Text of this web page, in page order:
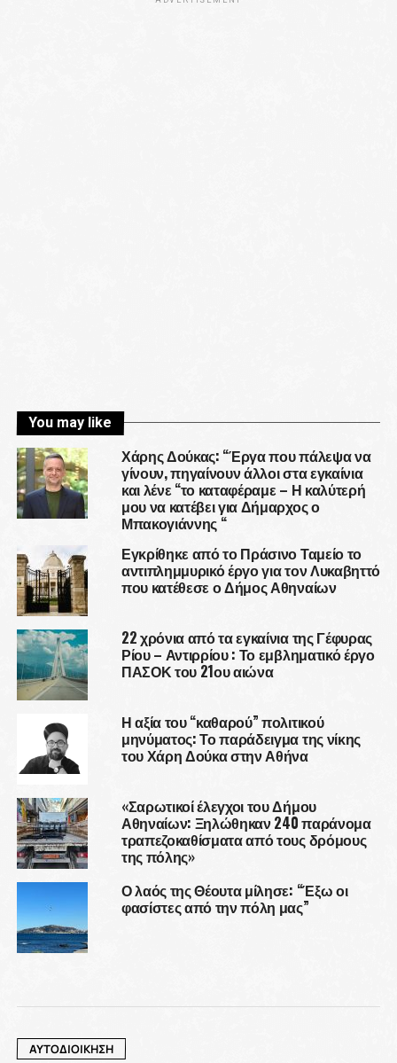
You may like
Χάρης Δούκας: “Έργα που πάλεψα να
γίνουν, πηγαίνουν άλλοι στα εγκαίνια
και λένε “το καταφέραμε – Η καλύτερή
μου να κατέβει για Δήμαρχος ο
Μπακογιάννης “
Εγκρίθηκε από το Πράσινο Ταμείο το
αντιπλημμυρικό έργο για τον Λυκαβηττό
που κατέθεσε ο Δήμος Αθηναίων
22 χρόνια από τα εγκαίνια της Γέφυρας
Ρίου – Αντιρρίου : Το εμβληματικό έργο
ΠΑΣΟΚ του 21ου αιώνα
Η αξία του “καθαρού” πολιτικού
μηνύματος: Το παράδειγμα της νίκης
του Χάρη Δούκα στην Αθήνα
«Σαρωτικοί έλεγχοι του Δήμου
Αθηναίων: Ξηλώθηκαν 240 παράνομα
τραπεζοκαθίσματα από τους δρόμους
της πόλης»
Ο λαός της Θέουτα μίλησε: “Έξω οι
φασίστες από την πόλη μας”
ΑΥΤΟΔΙΟΙΚΗΣΗ